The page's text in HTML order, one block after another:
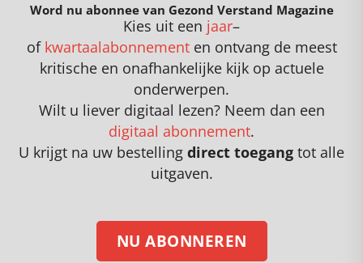
Word nu abonnee van Gezond Verstand Magazine
Kies uit een jaar–
of kwartaalabonnementen ontvang de meest
kritische en onafhankelijke kijk op actuele
onderwerpen.
Wilt u liever digitaal lezen? Neem dan een
digitaal abonnement.
U krijgt na uw bestelling direct toegang tot alle
uitgaven.
NU ABONNEREN